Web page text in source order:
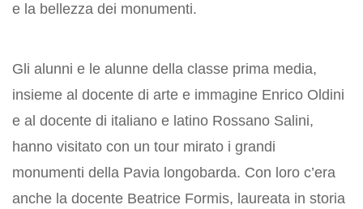
e la bellezza dei monumenti.
Gli alunni e le alunne della classe prima media,
insieme al docente di arte e immagine Enrico Oldini
e al docente di italiano e latino Rossano Salini,
hanno visitato con un tour mirato i grandi
monumenti della Pavia longobarda. Con loro c’era
anche la docente Beatrice Formis, laureata in storia